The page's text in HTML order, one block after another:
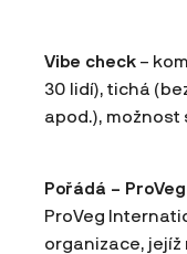
Vibe check –
30 lidí), tichá
apod.),
Pořádá –
ProVeg
organizace, jejíž